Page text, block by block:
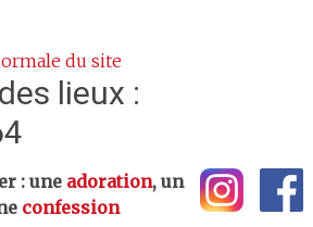
du site
lieux :
adoration, un
confession